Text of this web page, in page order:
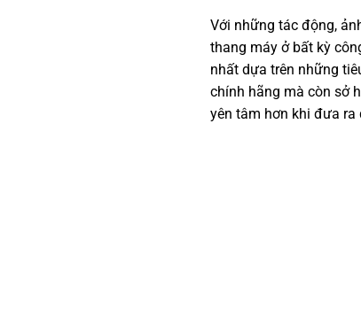
Với những tác động,
thang máy ở bất kỳ
nhất dựa trên những
chính hãng mà còn sở
yên tâm hơn khi đưa